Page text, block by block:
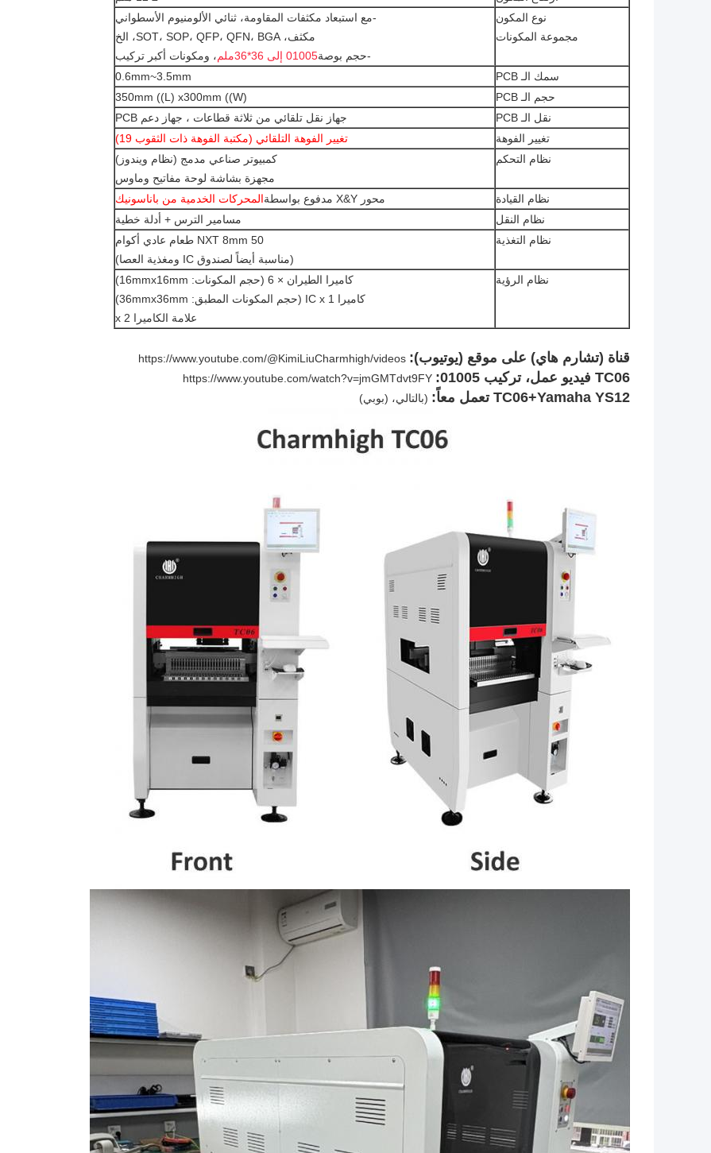
نوع المكون
مجموعة المكونات
-مع استبعاد مكثفات المقاومة، ثنائي الألومنيوم الأسطواني
مكثف، SOT، SOP، QFP، QFN، BGA، الخ
-حجم بوصة01005 إلى 36*36ملم
، ومكونات أكبر تركيب
سمك الـ PCB
0.6mm~3.5mm
حجم الـ PCB
350mm ((L) x300mm ((W)
نقل الـ PCB
جهاز نقل تلقائي من ثلاثة قطاعات ، جهاز دعم PCB
تغيير الفوهة
تغيير الفوهة التلقائي (مكتبة الفوهة ذات الثقوب 19)
نظام التحكم
كمبيوتر صناعي مدمج (نظام ويندوز)
مجهزة بشاشة لوحة مفاتيح وماوس
نظام القيادة
محور X&Y مدفوع بواسطة
المحركات الخدمية من باناسونيك
نظام النقل
مسامير الترس + أدلة خطية
نظام التغذية
50 NXT 8mm طعام عادي أكوام
(مناسبة أيضاً لصندوق IC ومغذية العصا)
نظام الرؤية
كاميرا الطيران × 6 (حجم المكونات: 16mmx16mm)
كاميرا IC x 1 (حجم المكونات المطبق: 36mmx36mm)
علامة الكاميرا x 2
قناة (تشارم هاي) على موقع (يوتيوب): https://www.youtube.com/@KimiLiuCharmhigh/videos
TC06 فيديو عمل، تركيب 01005: https://www.youtube.com/watch?v=jmGMTdvt9FY
TC06+Yamaha YS12 تعمل معاً: (بالتالي، (بوبي)